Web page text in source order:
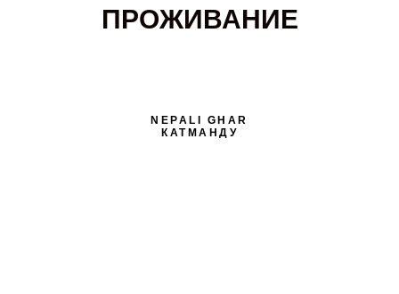
ПРОЖИВАНИЕ
NEPALI GHAR
КАТМАНДУ